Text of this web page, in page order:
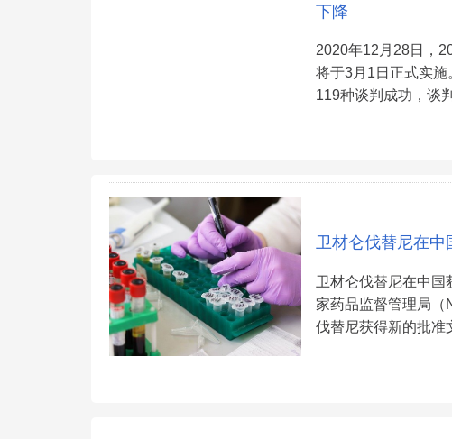
下降
2020年12月28日，
将于3月1日正式实施
119种谈判成功，谈
卫材仑伐替尼在中
卫材仑伐替尼在中国
家药品监督管理局（
伐替尼获得新的批准